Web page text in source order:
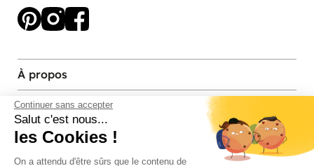
Continuer sans accepter
Salut c'est nous...
les Cookies !
On a attendu d'être sûrs que le contenu de
À propos
Services et contact
Magasins et Showrooms